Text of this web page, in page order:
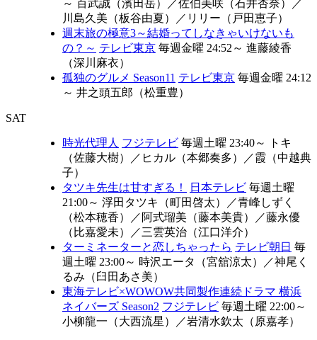
～ 百武誠（濱田岳） ／佐伯美咲（石井杏奈）
／
川島久美（板谷由夏）
／ リリー（戸田恵子）
週末旅の極意3～結婚ってしなきゃいけないも
の？～ テレビ東京 毎週金曜 24:52～ 進藤綾香
（深川麻衣）
孤独のグルメ Season11 テレビ東京 毎週金曜 24:12
～ 井之頭五郎（松重豊）
SAT
時光代理人 フジテレビ 毎週土曜 23:40～
トキ
（佐藤大樹）
／ ヒカル（本郷奏多） ／霞（中越典
子）
タツキ先生は甘すぎる！
日本テレビ 毎週土曜
21:00～ 浮田タツキ（町田啓太） ／青峰しずく
（松本穂香）
／ 阿式瑠美（藤本美貴） ／藤永優
（比嘉愛未）
／三雲英治（江口洋介）
ターミネーターと恋しちゃったら テレビ朝日 毎
週土曜 23:00～ 時沢エータ（宮舘涼太） ／神尾く
るみ（臼田あさ美）
東海テレビ×WOWOW共同製作連続ドラマ 横浜
ネイバーズ Season2 フジテレビ 毎週土曜 22:00～
小柳龍一（大西流星）
／岩清水欽太（原嘉孝）